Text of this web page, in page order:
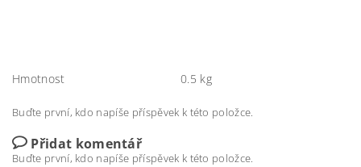
Hmotnost 0.5 kg
Buďte první, kdo napíše příspěvek k této položce.
Přidat komentář
Buďte první, kdo napíše příspěvek k této položce.